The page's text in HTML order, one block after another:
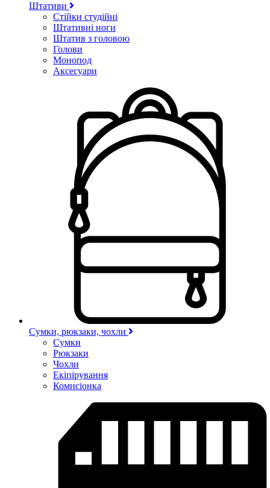
Штативи
Стійки студійні
Штативні ноги
Штатив з головою
Голови
Монопод
Аксесуари
Сумки, рюкзаки, чохли
Сумки
Рюкзаки
Чохли
Екіпірування
Комисіонка